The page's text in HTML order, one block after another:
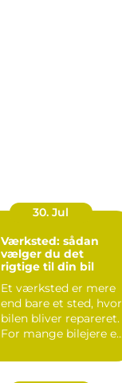
30. Jul
Værksted: sådan
vælger du det
rigtige til din bil
Et værksted er mere
end bare et sted, hvor
bilen bliver repareret.
For mange bilejere er